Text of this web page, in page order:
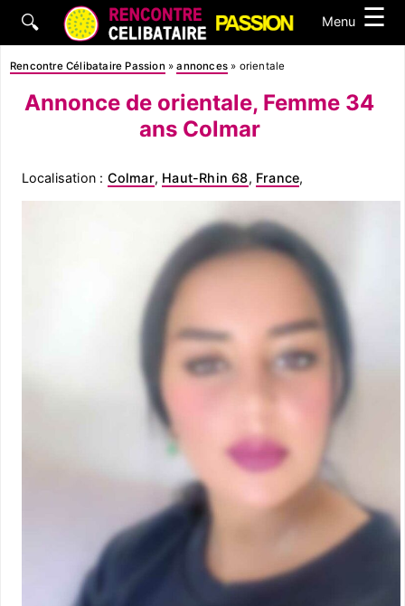
🔍 Menu ☰
Rencontre Célibataire Passion »annonces » orientale
Annonce de orientale, Femme 34
ans Colmar
Localisation : Colmar, Haut-Rhin 68, France,